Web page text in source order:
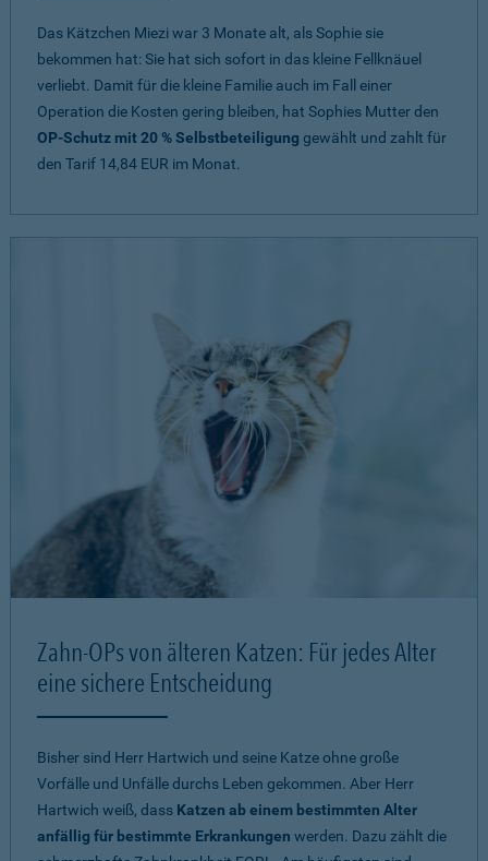
Das Kätzchen Miezi war 3 Monate alt, als Sophie sie
bekommen hat: Sie hat sich sofort in das kleine Fellknäuel
verliebt. Damit für die kleine Familie auch im Fall einer
Operation die Kosten gering bleiben, hat Sophies Mutter den
OP-Schutz mit 20 % Selbstbeteiligung gewählt und zahlt für
den Tarif 14,84 EUR im Monat.
Zahn-OPs von älteren Katzen: Für jedes Alter
eine sichere Entscheidung
Bisher sind Herr Hartwich und seine Katze ohne große
Vorfälle und Unfälle durchs Leben gekommen. Aber Herr
Hartwich weiß, dass Katzen ab einem bestimmten Alter
anfällig für bestimmte Erkrankungen werden. Dazu zählt die